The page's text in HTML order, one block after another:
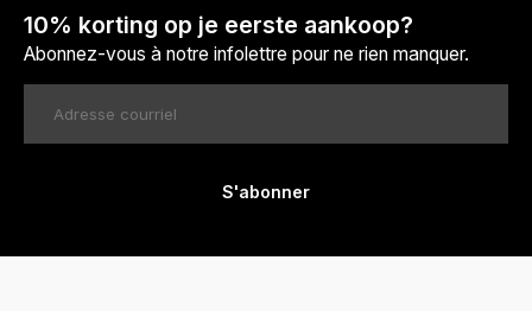
10% korting op je eerste aankoop?
Abonnez-vous à notre infolettre pour ne rien manquer.
S'abonner